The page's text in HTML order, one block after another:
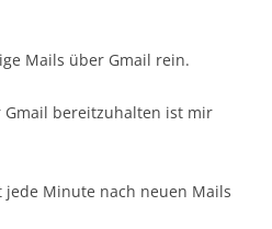
Mails über Gmail rein.
bereitzuhalten ist mir
jede Minute nach neuen Mails